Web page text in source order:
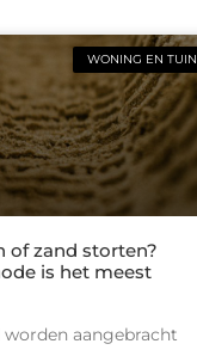
WONING EN TUIN
of zand storten?
is het meest
worden aangebracht